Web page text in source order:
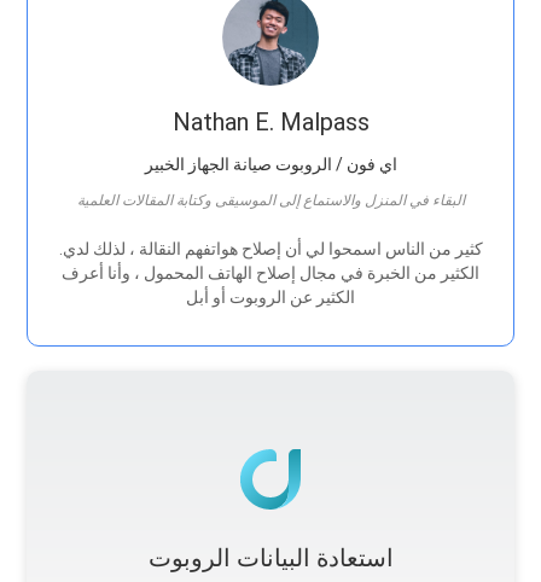
Nathan E. Malpass
اي فون / الروبوت صيانة الجهاز الخبير
البقاء في المنزل والاستماع إلى الموسيقى وكتابة المقالات العلمية
الكثير من الخبرة في مجال إصلاح الهاتف المحمول ، وأنا أعرف
الكثير عن الروبوت أو أبل
استعادة البيانات الروبوت